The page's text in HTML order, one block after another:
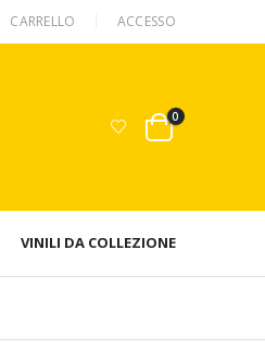
CARRELLO ACCESSO
0
VINILI DA COLLEZIONE